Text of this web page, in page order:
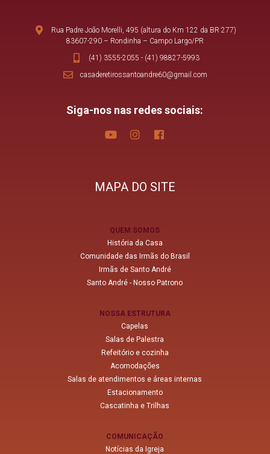
Rua Padre João Morelli, 495 (altura do Km 122 da BR 277)
83607-290 – Rondinha – Campo Largo/PR
(41) 3555-2055 - (41) 98827-5993
casaderetirossantoandre60@gmail.com
Siga-nos nas redes sociais:
MAPA DO SITE
QUEM SOMOS
História da Casa
Comunidade das Irmãs do Brasil
Irmãs de Santo André
Santo André - Nosso Patrono
NOSSA ESTRUTURA
Capelas
Salas de Palestra
Refeitório e cozinha
Acomodações
Salas de atendimentos e áreas internas
Estacionamento
Cascatinha e Trilhas
COMUNICAÇÃO
Notícias da Igreja